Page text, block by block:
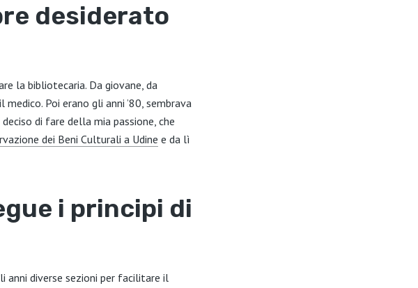
desiderato
la bibliotecaria. Da giovane, da
Poi erano gli anni ’80, sembrava
di fare della mia passione, che
dei Beni Culturali a Udine e da lì
i principi di
anni diverse sezioni per facilitare il